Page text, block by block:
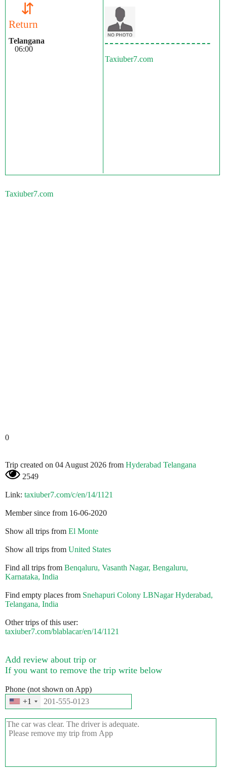
⇵
Return
Telangana
06:00
Taxiuber7.com
Taxiuber7.com
0
Trip created on 04 August 2026 from Hyderabad Telangana
2549
Link: taxiuber7.com/c/en/14/1121
Member since from 16-06-2020
Show all trips from El Monte
Show all trips from United States
Find all trips from Benqaluru, Vasanth Nagar, Bengaluru,
Karnataka, India
Find empty places from Snehapuri Colony LBNagar Hyderabad,
Telangana, India
Other trips of this user:
taxiuber7.com/blablacar/en/14/1121
Add review about trip or
If you want to remove the trip write below
Phone (not shown on App)
+1